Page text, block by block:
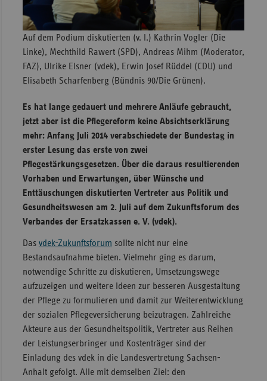
Auf dem Podium diskutierten (v. l.) Kathrin Vogler (Die
Linke), Mechthild Rawert (SPD), Andreas Mihm (Moderator,
FAZ), Ulrike Elsner (vdek), Erwin Josef Rüddel (CDU) und
Elisabeth Scharfenberg (Bündnis 90/Die Grünen).
Es hat lange gedauert und mehrere Anläufe gebraucht,
jetzt aber ist die Pflegereform keine Absichtserklärung
mehr: Anfang Juli 2014 verabschiedete der Bundestag in
erster Lesung das erste von zwei
Pflegestärkungsgesetzen. Über die daraus resultierenden
Vorhaben und Erwartungen, über Wünsche und
Enttäuschungen diskutierten Vertreter aus Politik und
Gesundheitswesen am 2. Juli auf dem Zukunftsforum des
Verbandes der Ersatzkassen e. V. (vdek).
Das vdek-Zukunftsforum sollte nicht nur eine
Bestandsaufnahme bieten. Vielmehr ging es darum,
notwendige Schritte zu diskutieren, Umsetzungswege
aufzuzeigen und weitere Ideen zur besseren Ausgestaltung
der Pflege zu formulieren und damit zur Weiterentwicklung
der sozialen Pflegeversicherung beizutragen. Zahlreiche
Akteure aus der Gesundheitspolitik, Vertreter aus Reihen
der Leistungserbringer und Kostenträger sind der
Einladung des vdek in die Landesvertretung Sachsen-
Anhalt gefolgt. Alle mit demselben Ziel: den